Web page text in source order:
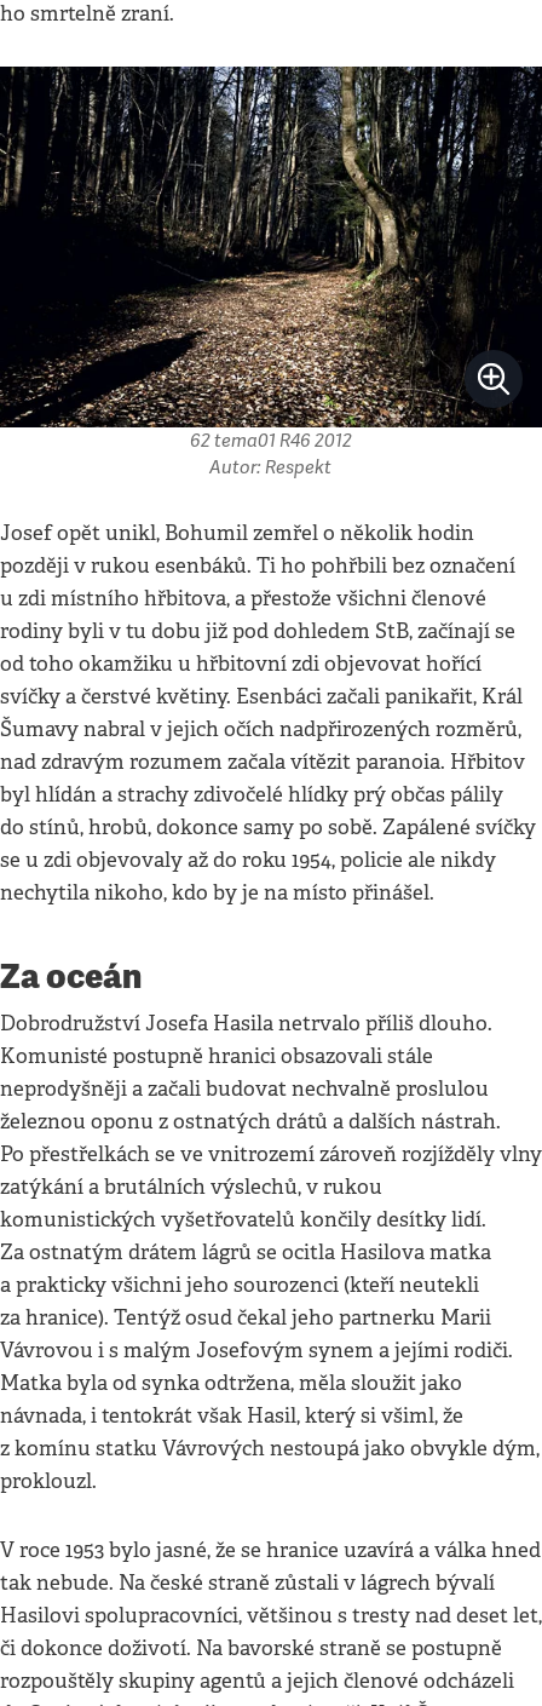
ho smrtelně zraní.
62 tema01 R46 2012
Autor: Respekt
Josef opět unikl, Bohumil zemřel o několik hodin
později v rukou esenbáků. Ti ho pohřbili bez označení
u zdi místního hřbitova, a přestože všichni členové
rodiny byli v tu dobu již pod dohledem StB, začínají se
od toho okamžiku u hřbitovní zdi objevovat hořící
svíčky a čerstvé květiny. Esenbáci začali panikařit, Král
Šumavy nabral v jejich očích nadpřirozených rozměrů,
nad zdravým rozumem začala vítězit paranoia. Hřbitov
byl hlídán a strachy zdivočelé hlídky prý občas pálily
do stínů, hrobů, dokonce samy po sobě. Zapálené svíčky
se u zdi objevovaly až do roku 1954, policie ale nikdy
nechytila nikoho, kdo by je na místo přinášel.
Za oceán
Dobrodružství Josefa Hasila netrvalo příliš dlouho.
Komunisté postupně hranici obsazovali stále
neprodyšněji a začali budovat nechvalně proslulou
železnou oponu z ostnatých drátů a dalších nástrah.
Po přestřelkách se ve vnitrozemí zároveň rozjížděly vlny
zatýkání a brutálních výslechů, v rukou
komunistických vyšetřovatelů končily desítky lidí.
Za ostnatým drátem lágrů se ocitla Hasilova matka
a prakticky všichni jeho sourozenci (kteří neutekli
za hranice). Tentýž osud čekal jeho partnerku Marii
Vávrovou i s malým Josefovým synem a jejími rodiči.
Matka byla od synka odtržena, měla sloužit jako
návnada, i tentokrát však Hasil, který si všiml, že
z komínu statku Vávrových nestoupá jako obvykle dým,
proklouzl.
V roce 1953 bylo jasné, že se hranice uzavírá a válka hned
tak nebude. Na české straně zůstali v lágrech bývalí
Hasilovi spolupracovníci, většinou s tresty nad deset let,
či dokonce doživotí. Na bavorské straně se postupně
rozpouštěly skupiny agentů a jejich členové odcházeli